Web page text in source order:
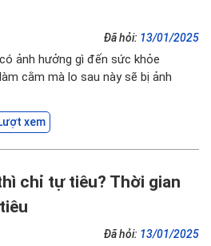
Đã hỏi: 13/01/2025
ảnh hưởng gì đến sức khỏe
cằm mà lo sau này sẽ bị ảnh
xem
chỉ tự tiêu? Thời gian
Đã hỏi: 13/01/2025